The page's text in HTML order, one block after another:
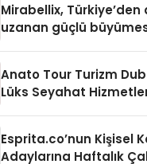
Mirabellix,
uzanan güçlü
Anato Tour Turizm
Lüks Seyahat
Esprita.co’nun Kişisel
Adaylarına Haftalık